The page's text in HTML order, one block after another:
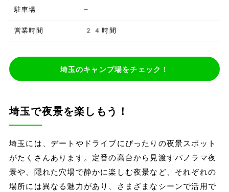
駐車場 –
営業時間 24時間
埼玉のキャンプ場をチェック！
埼玉で夜景を楽しもう！
埼玉には、デートやドライブにぴったりの夜景スポット
がたくさんあります。定番の高台から見渡すパノラマ夜
景や、隠れた穴場で静かに楽しむ夜景など、それぞれの
場所には異なる魅力があり、さまざまなシーンで活用で